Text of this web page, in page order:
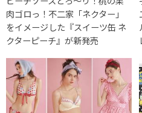
肉ゴロっ！不二家「ネクター」
をイメージした『スイーツ缶 ネ
クターピーチ』が新発売